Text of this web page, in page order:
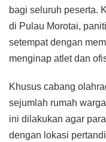
bagi seluruh peserta.
di Pulau Morotai,
setempat dengan
menginap atlet dan
Khusus cabang
sejumlah rumah
ini dilakukan agar
dengan lokasi